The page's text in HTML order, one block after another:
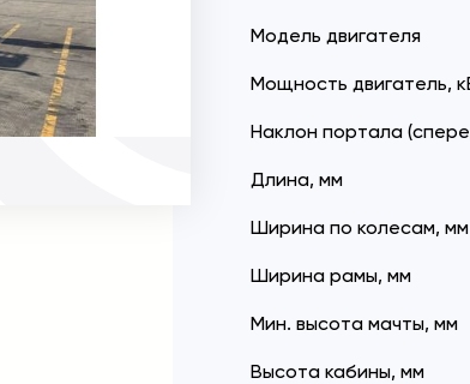
Модель двигателя
Мощность двигатель,
Наклон портала
Длина, мм
Ширина по колесам, мм
Ширина рамы, мм
Мин. высота мачты, мм
Высота кабины, мм